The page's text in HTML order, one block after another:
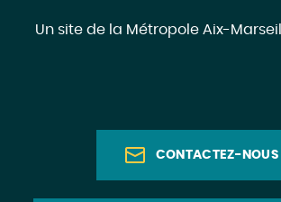
Un site de la Métropole Aix-
CONTACTEZ-NOUS